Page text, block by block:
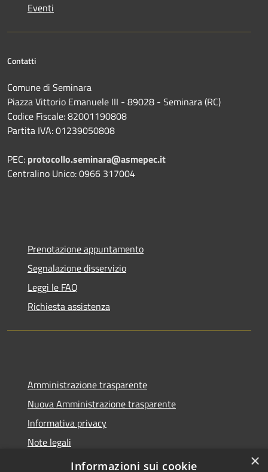
Eventi
Contatti
Comune di Seminara
Piazza Vittorio Emanuele III - 89028 - Seminara (RC)
Codice Fiscale: 82001190808
Partita IVA: 01239050808
PEC: protocollo.seminara@asmepec.it
Centralino Unico: 0966 317004
Prenotazione appuntamento
Segnalazione disservizio
Leggi le FAQ
Richiesta assistenza
Amministrazione trasparente
Nuova Amministrazione trasparente
Informativa privacy
Note legali
Dichiarazione di accessibilità
×
Informazioni sui cookie